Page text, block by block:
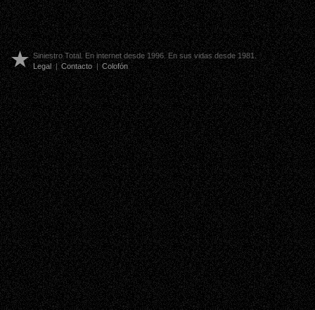
Siniestro Total. En internet desde 1996. En sus vidas desde 1981.
Legal | Contacto | Colofón